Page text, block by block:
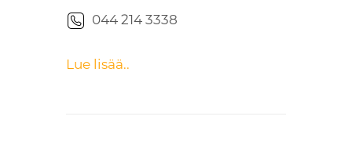
044 214 3338
Lue lisää..